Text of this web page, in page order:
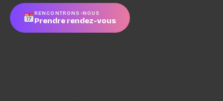
RENCONTRONS-NOUS
Prendre rendez-vous